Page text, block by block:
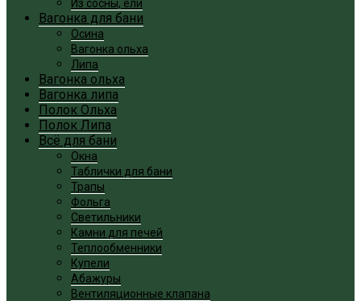
Из сосны, ели
Вагонка для бани
Осина
Вагонка ольха
Липа
Вагонка ольха
Вагонка липа
Полок Ольха
Полок Липа
Всё для бани
Окна
Таблички для бани
Трапы
Фольга
Светильники
Камни для печей
Теплообменники
Купели
Абажуры
Вентиляционные клапана